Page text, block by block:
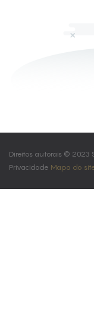
Direitos autorais © 2023
Privacidade Mapa do